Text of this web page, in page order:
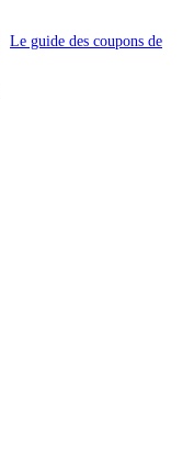
Le guide des coupons de